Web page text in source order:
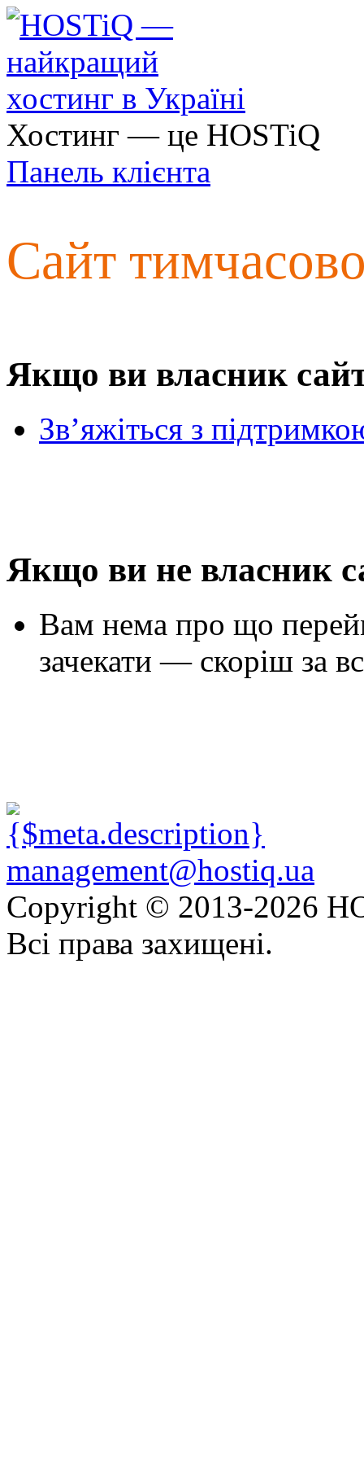
Хостинг — це HOSTiQ
Панель клієнта
Сайт
Якщо ви власник
Зв’яжіться з
Якщо ви не власник
Вам нема про що
зачекати — скоріш за
management@hostiq.ua
Copyright © 2013-2026
Всі права захищені.